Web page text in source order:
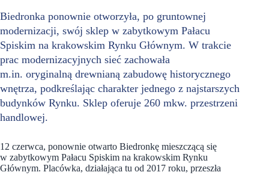
Biedronka ponownie otworzyła, po gruntownej
modernizacji, swój sklep w zabytkowym Pałacu
Spiskim na krakowskim Rynku Głównym. W trakcie
prac modernizacyjnych sieć zachowała
m.in. oryginalną drewnianą zabudowę historycznego
wnętrza, podkreślając charakter jednego z najstarszych
budynków Rynku. Sklep oferuje 260 mkw. przestrzeni
handlowej.
12 czerwca, ponownie otwarto Biedronkę mieszczącą się
w zabytkowym Pałacu Spiskim na krakowskim Rynku
Głównym. Placówka, działająca tu od 2017 roku, przeszła